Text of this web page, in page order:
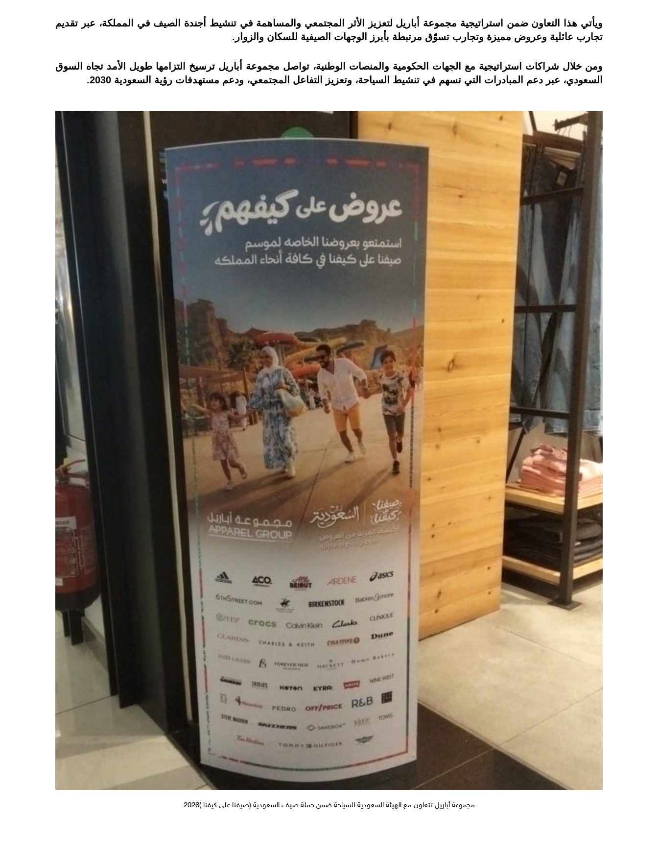
ويأتي هذا التعاون ضمن استراتيجية مجموعة أباريل لتعزيز الأثر المجتمعي والمساهمة في تنشيط أجندة الصيف في المملكة، عبر تقديم
تجارب عائلية وعروض مميزة وتجارب تسوّق مرتبطة بأبرز الوجهات الصيفية للسكان والزوار.
ومن خلال شراكات استراتيجية مع الجهات الحكومية والمنصات الوطنية، تواصل مجموعة أباريل ترسيخ التزامها طويل الأمد تجاه السوق
السعودي، عبر دعم المبادرات التي تسهم في تنشيط السياحة، وتعزيز التفاعل المجتمعي، ودعم مستهدفات رؤية السعودية 2030.
مجموعة أباريل تتعاون مع الهيئة السعودية للسياحة ضمن حملة صيف السعودية (صيفنا على كيفنا )2026